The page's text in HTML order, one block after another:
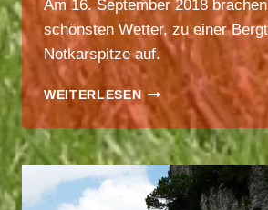
Am 16. September 2018
schönsten Wetter, zu einer
Notkarspitze auf.
WEITERLESENBERGTOUR
–
NOTKARSPITZE
2018